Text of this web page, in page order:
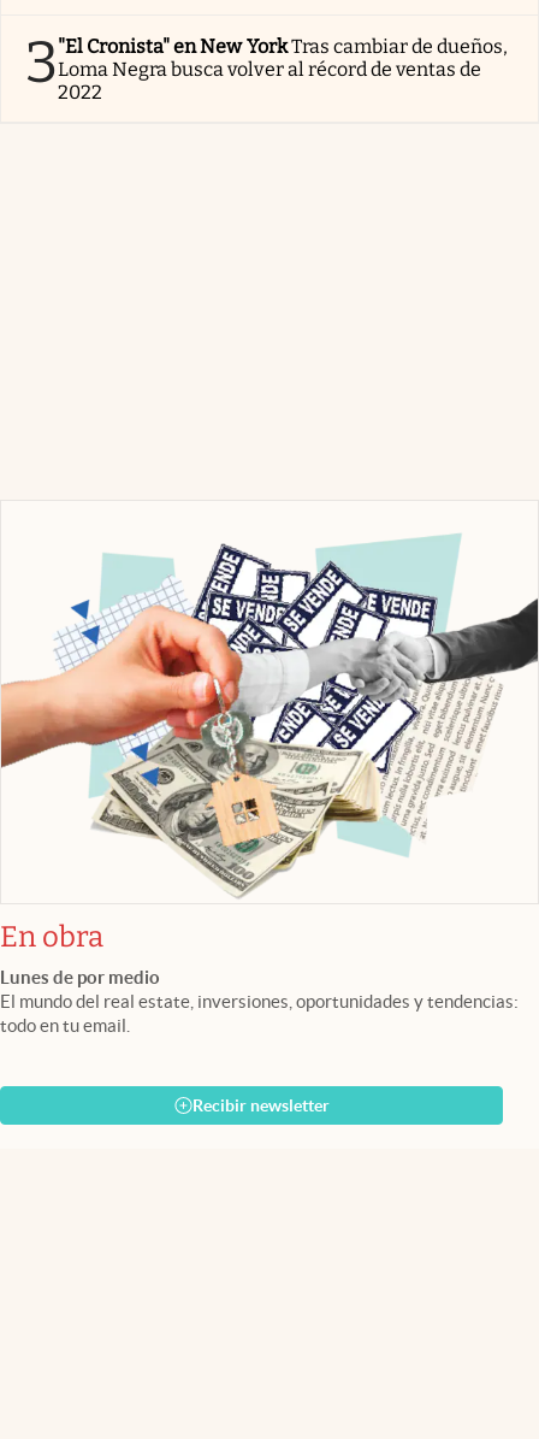
3"El Cronista" en New YorkTras cambiar de dueños,
Loma Negra busca volver al récord de ventas de
2022
En obra
Lunes de por medio
El mundo del real estate, inversiones, oportunidades y tendencias:
todo en tu email.
Recibir newsletter